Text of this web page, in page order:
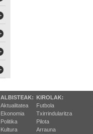
ALBISTEAK:
Aktualitatea
Ekonomia
Politika
Kultura
KIROLAK:
Futbola
Txirrindularitza
Pilota
Arrauna